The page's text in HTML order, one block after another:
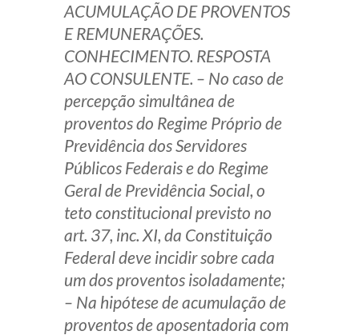
ACUMULAÇÃO DE PROVENTOS
E REMUNERAÇÕES.
CONHECIMENTO. RESPOSTA
AO CONSULENTE. – No caso de
percepção simultânea de
proventos do Regime Próprio de
Previdência dos Servidores
Públicos Federais e do Regime
Geral de Previdência Social, o
teto constitucional previsto no
art. 37, inc. XI, da Constituição
Federal deve incidir sobre cada
um dos proventos isoladamente;
– Na hipótese de acumulação de
proventos de aposentadoria com